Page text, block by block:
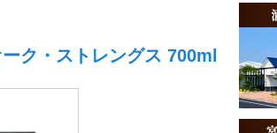
ク・ストレングス 700ml